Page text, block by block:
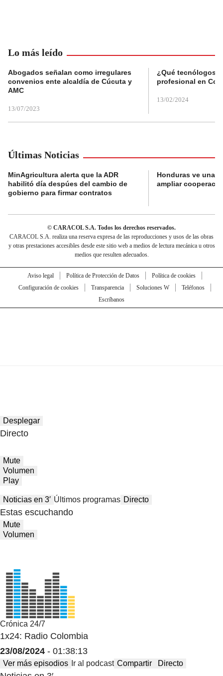
Lo más leído
Abogados señalan como irregulares
convenios ente alcaldía de Cúcuta y
AMC
13/07/2023
¿Qué tecnólogos
profesional en
13/02/2024
Últimas Noticias
MinAgricultura alerta que la ADR
habilitó día despúes del cambio de
gobierno para firmar contratos
Honduras ve una
ampliar
© CARACOL S.A. Todos los derechos reservados.
CARACOL S.A. realiza una reserva expresa de las reproducciones y usos de las obras
y otras prestaciones accesibles desde este sitio web a medios de lectura mecánica u otros
medios que resulten adecuados.
Aviso legal Política de Protección de Datos
Política de cookies
Configuración de cookies
Transparencia Soluciones W
Teléfonos
Escríbanos
Desplegar
Directo
Mute
Volumen
Play
Noticias en 3′ Últimos programas Directo
Estas escuchando
Mute
Volumen
Crónica 24/7
1x24: Radio Colombia
23/08/2024 - 01:38:13
Ver más episodios Ir al podcast Compartir Directo